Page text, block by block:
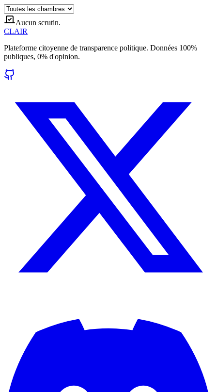
Aucun scrutin.
CLAIR
Plateforme citoyenne de transparence politique. Données 100%
publiques, 0% d'opinion.